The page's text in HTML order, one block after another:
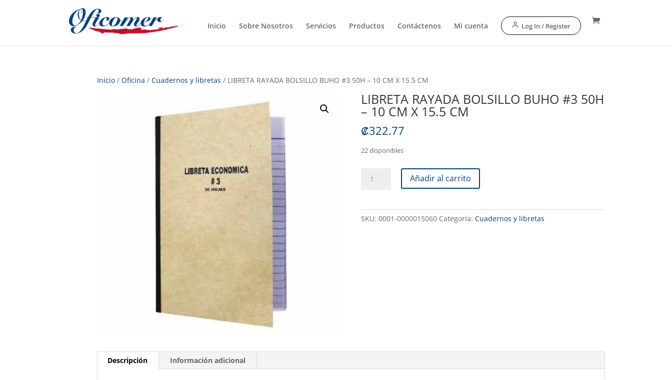
Inicio Sobre Nosotros Servicios Productos Contáctenos Mi cuenta Log In / Register
Inicio/ Oficina / Cuadernos y libretas / LIBRETA RAYADA BOLSILLO BUHO #3 50H – 10 CM X 15.5 CM
LIBRETA RAYADA BOLSILLO BUHO #3 50H
– 10 CM X 15.5 CM
₡322.77
22 disponibles
RAYADA
BUHO
#3
Añadir al carrito
SKU: 0001-0000015060 Categoría: Cuadernos y libretas
Descripción Información adicional